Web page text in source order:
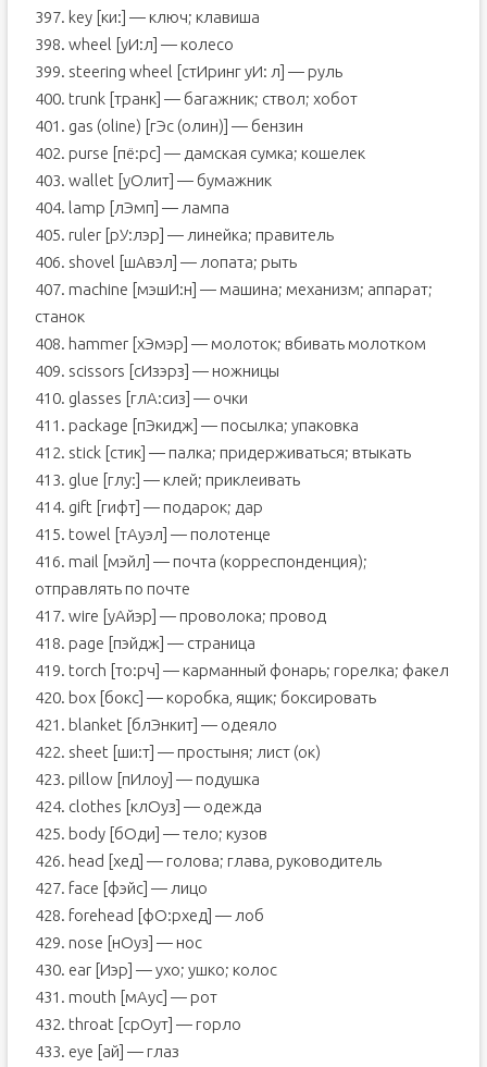
397. key [ки:] — ключ; клавиша
398. wheel [уИ:л] — колесо
399. steering wheel [стИринг уИ: л] — руль
400. trunk [транк] — багажник; ствол; хобот
401. gas (oline) [гЭс (олин)] — бензин
402. purse [пё:рс] — дамская сумка; кошелек
403. wallet [уОлит] — бумажник
404. lamp [лЭмп] — лампа
405. ruler [рУ:лэр] — линейка; правитель
406. shovel [шАвэл] — лопата; рыть
407. machine [мэшИ:н] — машина; механизм; аппарат;
станок
408. hammer [хЭмэр] — молоток; вбивать молотком
409. scissors [сИзэрз] — ножницы
410. glasses [глА:сиз] — очки
411. package [пЭкидж] — посылка; упаковка
412. stick [стик] — палка; придерживаться; втыкать
413. glue [глу:] — клей; приклеивать
414. gift [гифт] — подарок; дар
415. towel [тАуэл] — полотенце
416. mail [мэйл] — почта (корреспонденция);
отправлять по почте
417. wire [уАйэр] — проволока; провод
418. page [пэйдж] — страница
419. torch [то:рч] — карманный фонарь; горелка; факел
420. box [бокс] — коробка, ящик; боксировать
421. blanket [блЭнкит] — одеяло
422. sheet [ши:т] — простыня; лист (ок)
423. pillow [пИлоу] — подушка
424. clothes [клОуз] — одежда
425. body [бОди] — тело; кузов
426. head [хед] — голова; глава, руководитель
427. face [фэйс] — лицо
428. forehead [фО:рхед] — лоб
429. nose [нОуз] — нос
430. ear [Иэр] — ухо; ушко; колос
431. mouth [мАус] — рот
432. throat [срОут] — горло
433. eye [ай] — глаз